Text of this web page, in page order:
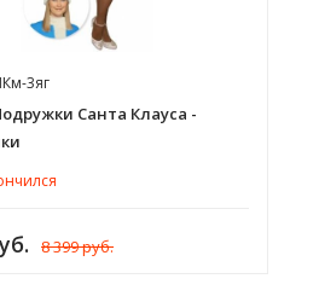
3яг
Санта Клауса -
8 399 руб.